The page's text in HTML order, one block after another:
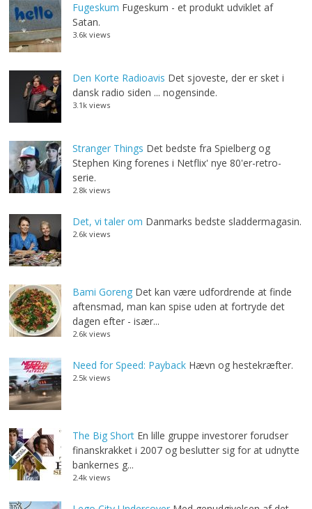
Fugeskum Fugeskum - et produkt udviklet af
Satan.
3.6k views
Den Korte Radioavis Det sjoveste, der er sket i
dansk radio siden ... nogensinde.
3.1k views
Stranger Things Det bedste fra Spielberg og
Stephen King forenes i Netflix' nye 80'er-retro-
serie.
2.8k views
Det, vi taler om Danmarks bedste sladdermagasin.
2.6k views
Bami Goreng Det kan være udfordrende at finde
aftensmad, man kan spise uden at fortryde det
dagen efter - især...
2.6k views
Need for Speed: Payback Hævn og hestekræfter.
2.5k views
The Big Short En lille gruppe investorer forudser
finanskrakket i 2007 og beslutter sig for at udnytte
bankernes g...
2.4k views